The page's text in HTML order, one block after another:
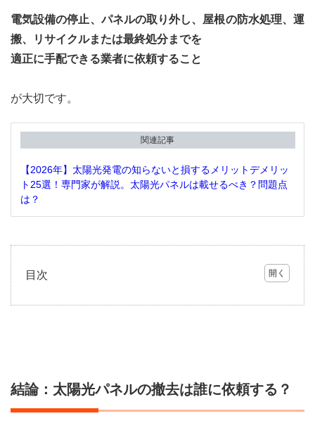
電気設備の停止、パネルの取り外し、屋根の防水処理、運
搬、リサイクルまたは最終処分までを
適正に手配できる業者に依頼すること
が大切です。
関連記事
【2026年】太陽光発電の知らないと損するメリットデメリッ
ト25選！専門家が解説。太陽光パネルは載せるべき？問題点
は？
目次
結
去は
依頼
結論：太陽光パネルの撤去は誰に依頼する？